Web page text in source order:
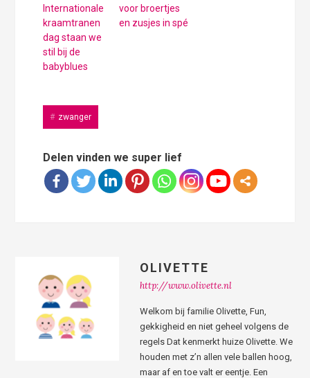
Internationale
kraamtranen
dag staan we
stil bij de
babyblues
voor broertjes
en zusjes in spé
zwanger
Delen vinden we super lief
OLIVETTE
http://www.olivette.nl
Welkom bij familie Olivette, Fun,
gekkigheid en niet geheel volgens de
regels Dat kenmerkt huize Olivette. We
houden met z’n allen vele ballen hoog,
maar af en toe valt er eentje. Een